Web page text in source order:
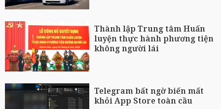
Thành lập Trung tâm Huấn
luyện thực hành phương tiện
không người lái
Telegram bất ngờ biến mất
khỏi App Store toàn cầu